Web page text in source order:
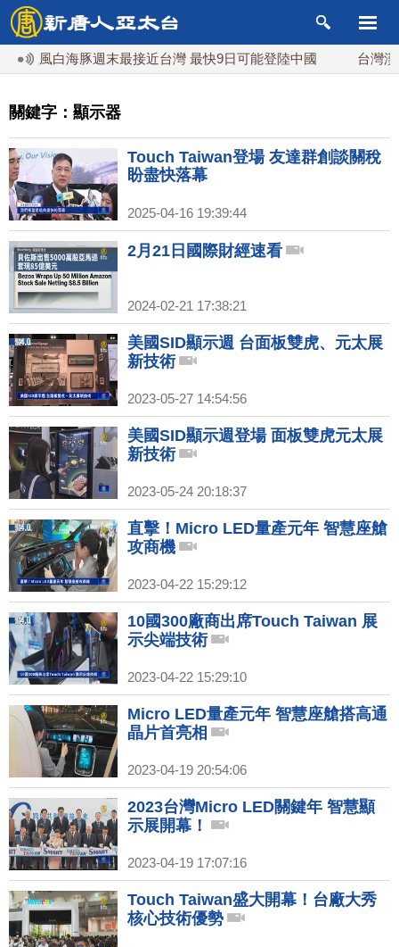
白海豚週末最接近台灣 最快9日可能登陸中國 台灣漢光首
關鍵字：顯示器
Touch Taiwan登場 友達群創談關稅
盼盡快落幕
2025-04-16 19:39:44
2月21日國際財經速看
2024-02-21 17:38:21
美國SID顯示週 台面板雙虎、元太展
新技術
2023-05-27 14:54:56
美國SID顯示週登場 面板雙虎元太展
新技術
2023-05-24 20:18:37
直擊！Micro LED量產元年 智慧座艙
攻商機
2023-04-22 15:29:12
10國300廠商出席Touch Taiwan 展
示尖端技術
2023-04-22 15:29:10
Micro LED量產元年 智慧座艙搭高通
晶片首亮相
2023-04-19 20:54:06
2023台灣Micro LED關鍵年 智慧顯
示展開幕！
2023-04-19 17:07:16
Touch Taiwan盛大開幕！台廠大秀
核心技術優勢